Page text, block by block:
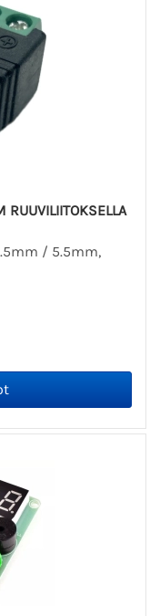
/ 5.5mm,